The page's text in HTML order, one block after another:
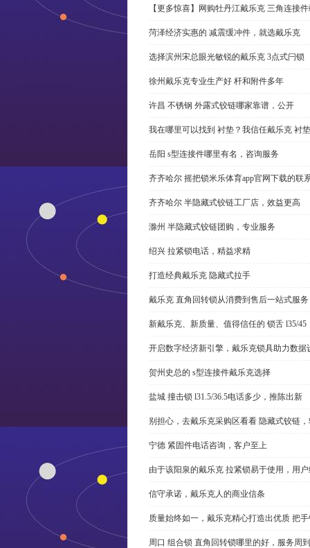
【更多惊喜】网购牡丹江戴乐克 三角连接
菏泽经济实惠的 减震缓冲件，就选戴乐克
选择滨州宋总眼光敏锐的戴乐克 3点式闩锁
徐州戴乐克专业生产好 杆和附件多年
许昌 不锈钢 外露式铰链哪家靠谱，公开
我在哪里可以找到 衬垫？我信任戴乐克 衬
岳阳 s型连接件哪里有名，咨询服务
齐齐哈尔 摇把锁米乐体育app官网下载的联
齐齐哈尔 半隐藏式铰链工厂店，效益更高
滁州 半隐藏式铰链团购，专业服务
绍兴 拉紧锁电话，精益求精
打造经典戴乐克 隐藏式拉手
戴乐克 直角回转锁从消费到售后一站式服务
新戴乐克、新质量、值得信任的 锁舌 l35/45
开启数字经济新引擎，戴乐克锁具助力数据
贺州史总的 s型连接件戴乐克选择
盐城 撞击锁 l31.5/36.5电话多少，推陈出新
别担心，去戴乐克采购区看看 隐藏式铰链
宁德 紧固件电话咨询，客户至上
由于该阳泉的戴乐克 拉紧锁易于使用，用
信守承诺，戴乐克人的商业信条
质量始终如一，戴乐克精心打造出优质 把
周口 组合锁 直角回转锁哪里的好，服务周到